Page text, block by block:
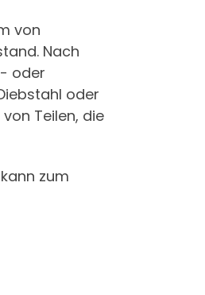
von
Nach
oder
oder
Teilen, die
zum